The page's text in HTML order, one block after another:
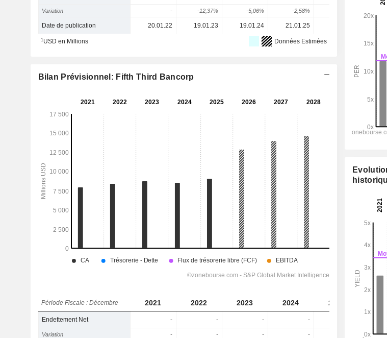
Variation - -12,37% -5,06% -2,58%
Date de publication 20.01.22 19.01.23 19.01.24 21.01.25
1USD en Millions Données Estimées
Bilan Prévisionnel: Fifth Third Bancorp
Période Fiscale : Décembre 2021 2022 2023 2024 2025 2026
Endettement Net - - - -
Variation - - - -